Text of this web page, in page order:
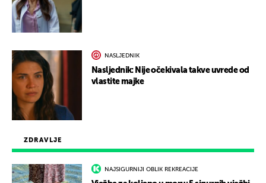
ZDRAVLJE
NAJSIGURNIJI OBLIK REKREACIJE
NASLJEDNIK
Nasljednik: Nije očekivala takve uvrede od
vlastite majke